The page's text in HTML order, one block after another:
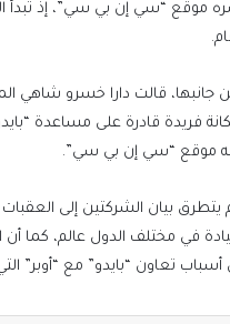
موقع “سي إن بي سي”، إذ تبدأ
جانبها، قالت دارا خسرو شاهي
فريدة قادرة على مساعدة
موقع “سي إن بي سي”.
يتطرق بيان الشركتين إلى العقبات
في مختلف الدول عالم، كما
تعاون “بايدو” مع “أوبر” التي توجَد